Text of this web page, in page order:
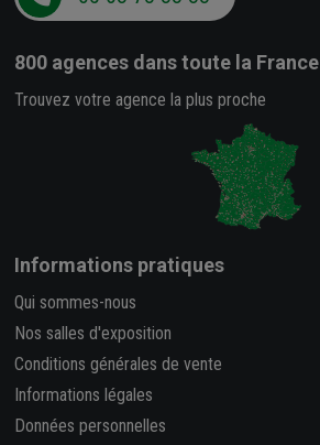
800 agences dans toute la France
Trouvez votre agence la plus proche
Informations pratiques
Qui sommes-nous
Nos salles d'exposition
Conditions générales de vente
Informations légales
Données personnelles